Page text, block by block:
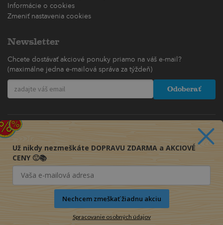
Informácie o cookies
Zmeniť nastavenia cookies
Newsletter
Chcete dostávať akciové ponuky priamo na váš e-mail?
(maximálne jedna e-mailová správa za týždeň)
Odoberať
Už nikdy nezmeškáte DOPRAVU ZDARMA a AKCIOVÉ
CENY 🙂📚
Nechcem zmeškať žiadnu akciu
Spracovanie osobných údajov